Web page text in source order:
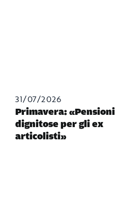
31/07/2026
Primavera: «Pensioni
dignitose per gli ex
articolisti»